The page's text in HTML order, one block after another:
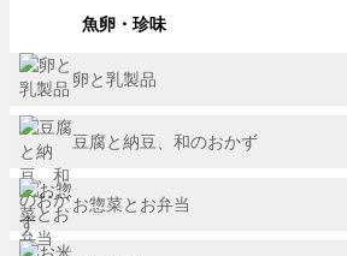
魚卵・珍味
卵と乳製品
豆腐と納豆、和のおかず
お惣菜とお弁当